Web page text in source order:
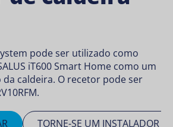
pode ser utilizado como
iT600 Smart Home como um
caldeira. O recetor pode ser
TORNE-SE UM INSTALADOR